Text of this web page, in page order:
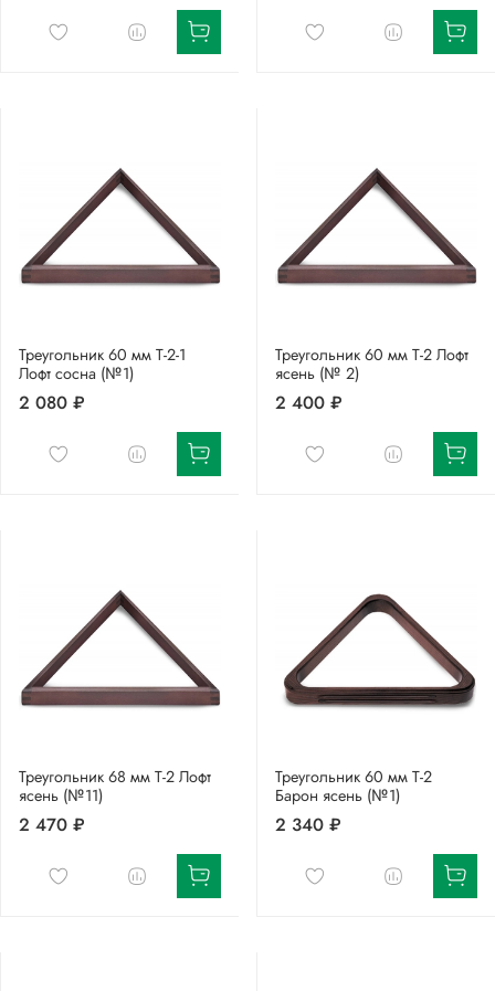
Треугольник 60 мм Т-2-1
Лофт сосна (№1)
2 080 ₽
Треугольник 60 мм Т-2 Лофт
ясень (№ 2)
2 400 ₽
Треугольник 68 мм Т-2 Лофт
ясень (№11)
2 470 ₽
Треугольник 60 мм Т-2
Барон ясень (№1)
2 340 ₽